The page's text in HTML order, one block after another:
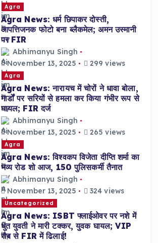
Agra
Agra News: धर्म छिपाकर दोस्ती,
आपत्तिजनक फोटो बना ब्लैकमेल; अमन उस्मानी
पर FIR
Abhimanyu Singh
November 13, 2025
299 views
Agra
Agra News: नारायच में चोरों ने धावा बोला,
गार्डों पर सरियों से हमला कर किया गंभीर रूप से
घायल; FIR दर्ज
Abhimanyu Singh
November 13, 2025
265 views
Agra
Agra News: विश्वकप विजेता दीप्ति शर्मा का
भव्य रोड शो आज, 150 पुलिसकर्मी तैनात
Abhimanyu Singh
November 13, 2025
324 views
Uncategorized
Agra News: ISBT फ्लाईओवर पर नशे में
धुत युवती ने मारी टक्कर, युवक घायल; VIP
रौब से FIR में ढिलाई!